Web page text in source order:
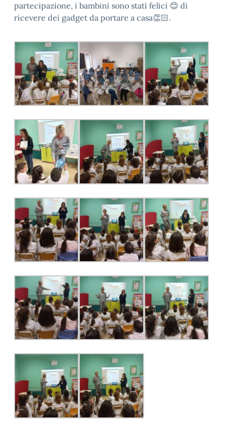
partecipazione, i bambini sono stati felici 😊 di
ricevere dei gadget da portare a casa👏🏻.